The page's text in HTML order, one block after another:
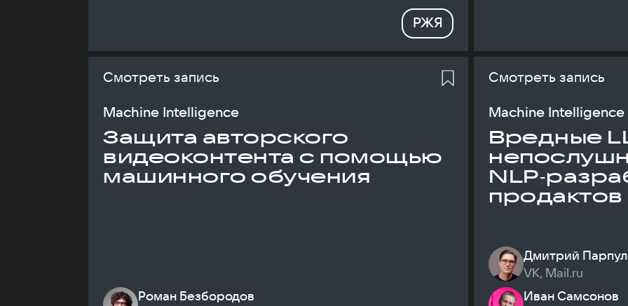
РЖЯ
Смотреть запись
Machine Intelligence
Защита авторского
видеоконтента с помощью
машинного обучения
Роман Безбородов
Смотреть запись
Machine Intelligence
Вредные
продактов
Дмитрий
VK, Mail.ru
Иван Самсонов